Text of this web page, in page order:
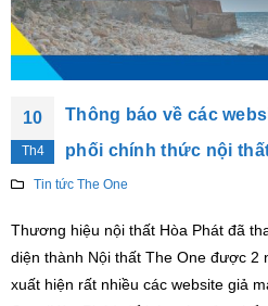
10
Th4
Thông báo về các
phối chính thức nội
Tin tức The One
Thương hiệu nội thất Hòa Phát đã
diện thành Nội thất The One được 2
xuất hiện rất nhiều các website giả